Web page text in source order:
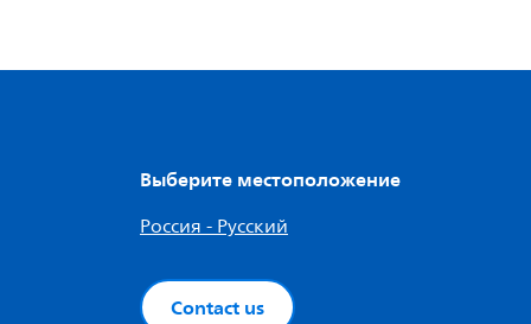
Выберите местоположение
Россия - Русский
Contact us